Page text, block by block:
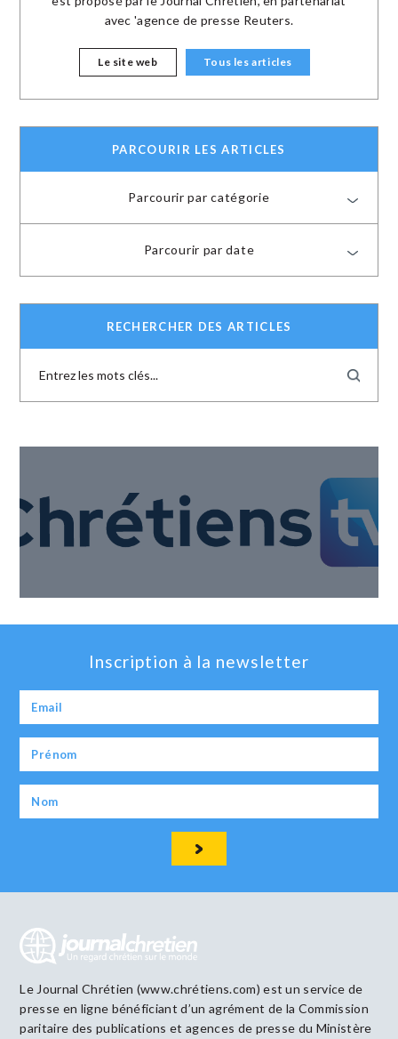
avec 'agence de presse Reuters.
Le site web Tous les articles
PARCOURIR LES ARTICLES
Parcourir par catégorie
Parcourir par date
RECHERCHER DES ARTICLES
Inscription à la newsletter
Le Journal Chrétien (www.chrétiens.com) est un service de
presse en ligne bénéficiant d’un agrément de la Commission
paritaire des publications et agences de presse du Ministère